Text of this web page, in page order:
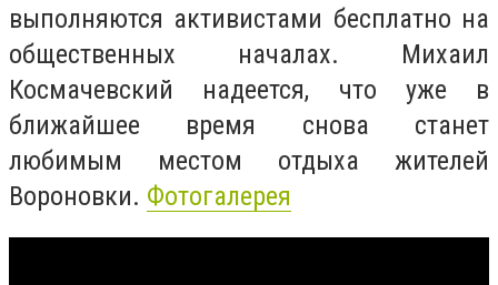
выполняются активистами бесплатно на
общественных началах. Михаил
Космачевский надеется, что уже в
ближайшее время снова станет
любимым местом отдыха жителей
Вороновки. Фотогалерея